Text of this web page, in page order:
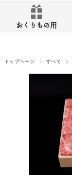
おくりもの用
トップページ すべて